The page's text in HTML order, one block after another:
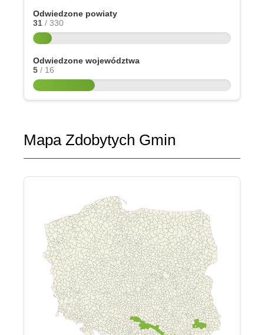
Odwiedzone powiaty
31 / 330
Odwiedzone województwa
5 / 16
Mapa Zdobytych Gmin